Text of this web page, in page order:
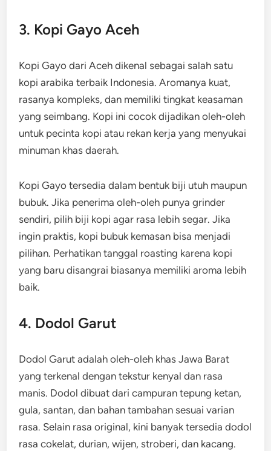
3. Kopi Gayo Aceh
Kopi Gayo dari Aceh dikenal sebagai salah satu
kopi arabika terbaik Indonesia. Aromanya kuat,
rasanya kompleks, dan memiliki tingkat keasaman
yang seimbang. Kopi ini cocok dijadikan oleh-oleh
untuk pecinta kopi atau rekan kerja yang menyukai
minuman khas daerah.
Kopi Gayo tersedia dalam bentuk biji utuh maupun
bubuk. Jika penerima oleh-oleh punya grinder
sendiri, pilih biji kopi agar rasa lebih segar. Jika
ingin praktis, kopi bubuk kemasan bisa menjadi
pilihan. Perhatikan tanggal roasting karena kopi
yang baru disangrai biasanya memiliki aroma lebih
baik.
4. Dodol Garut
Dodol Garut adalah oleh-oleh khas Jawa Barat
yang terkenal dengan tekstur kenyal dan rasa
manis. Dodol dibuat dari campuran tepung ketan,
gula, santan, dan bahan tambahan sesuai varian
rasa. Selain rasa original, kini banyak tersedia dodol
rasa cokelat, durian, wijen, stroberi, dan kacang.